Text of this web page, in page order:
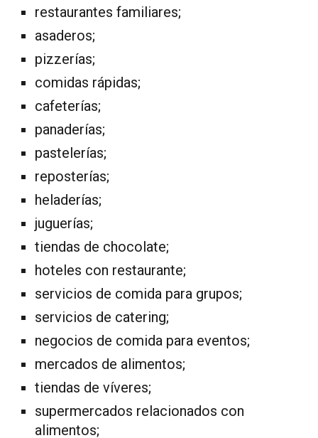
restaurantes familiares;
asaderos;
pizzerías;
comidas rápidas;
cafeterías;
panaderías;
pastelerías;
reposterías;
heladerías;
juguerías;
tiendas de chocolate;
hoteles con restaurante;
servicios de comida para grupos;
servicios de catering;
negocios de comida para eventos;
mercados de alimentos;
tiendas de víveres;
supermercados relacionados con
alimentos;